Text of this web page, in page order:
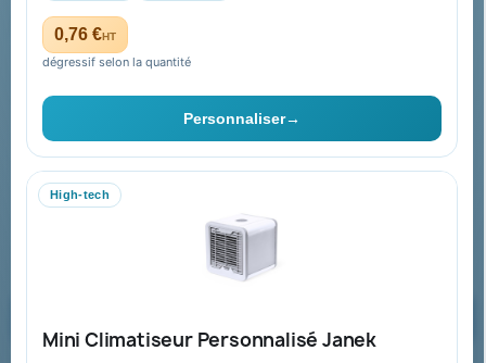
0,76 €HT
dégressif selon la quantité
Personnaliser→
High-tech
Mini Climatiseur Personnalisé Janek
Plan du site
Contact & devis
06 09 53 17 41
WhatsApp
equipe@promenoch-goodies.com